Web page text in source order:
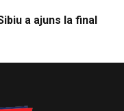
a ajuns la final